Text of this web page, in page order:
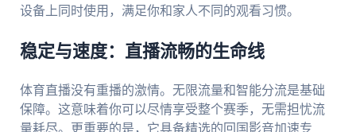
设备上同时使用，满足你和家人不同的观看习惯。
稳定与速度：直播流畅的生命线
体育直播没有重播的激情。无限流量和智能分流是基础
保障。这意味着你可以尽情享受整个赛季，无需担忧流
量耗尽。更重要的是，它具备精选的回国影音加速专